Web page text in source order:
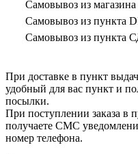
Самовывоз из
Самовывоз из пункта
Самовывоз из пункта
При доставке в пункт
удобный для вас пункт и
посылки.
При поступлении заказа в
получаете СМС
номер телефона.